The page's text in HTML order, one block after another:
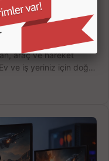
Nasıl Seçilir?
araç ve hareket
ve iş yeriniz için doğru